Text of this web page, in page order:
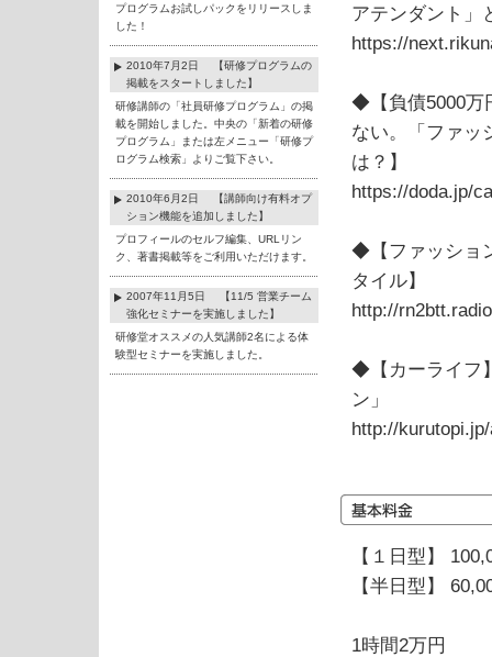
プログラムお試しパックをリリースしま
した！
2010年7月2日 【研修プログラムの
掲載をスタートしました】
研修講師の「社員研修プログラム」の掲
載を開始しました。中央の「新着の研修
プログラム」または左メニュー「研修プ
ログラム検索」よりご覧下さい。
2010年6月2日 【講師向け有料オプ
ション機能を追加しました】
プロフィールのセルフ編集、URLリン
ク、著書掲載等をご利用いただけます。
2007年11月5日 【11/5 営業チーム
強化セミナーを実施しました】
研修堂オススメの人気講師2名による体
験型セミナーを実施しました。
アテンダント」
https://
◆【負債5000万
ない。「ファッ
は？】
https://doda.jp/
◆【ファッショ
タイル】
http://
◆【カーライフ
ン」
http://
【１日型】
【半日型】
1時間2万円